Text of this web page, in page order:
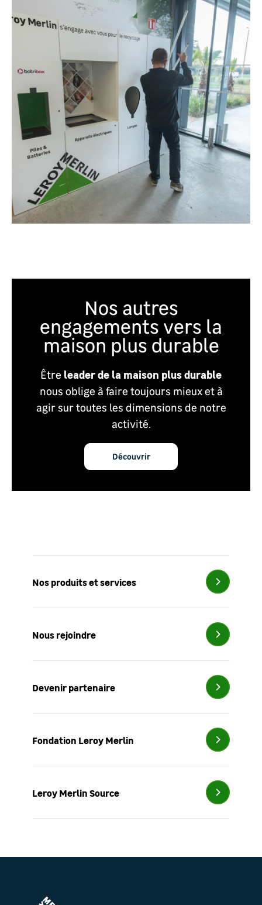
Nos autres
engagements vers la
maison plus durable
Être leader de la maison plus durable
nous oblige à faire toujours mieux et à
agir sur toutes les dimensions de notre
activité.
Découvrir
Nos produits et services
Nous rejoindre
Devenir partenaire
Fondation Leroy Merlin
Leroy Merlin Source